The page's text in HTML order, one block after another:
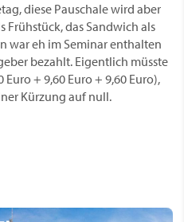
diese Pauschale wird aber
das Sandwich als
war eh im Seminar enthalten
bezahlt. Eigentlich müsste
+ 9,60 Euro + 9,60 Euro),
Kürzung auf null.